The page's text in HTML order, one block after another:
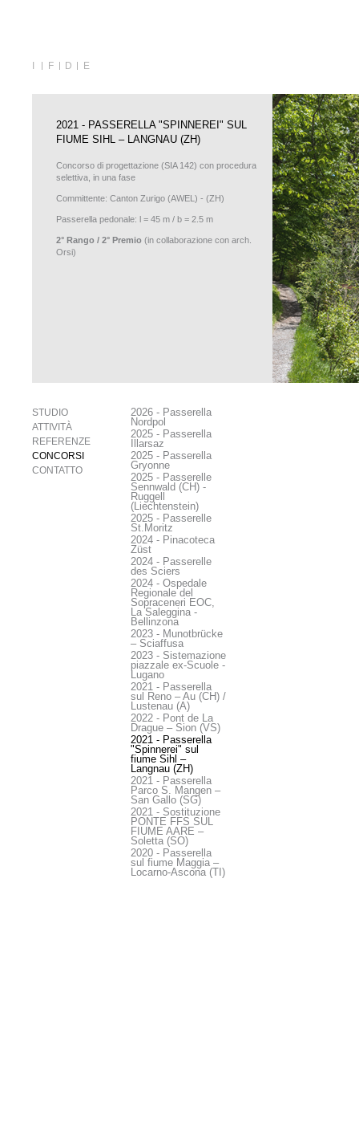
STUDIO
ATTIVITÀ
REFERENZE
CONCORSI
CONTATTO
2026 - Passerella
Nordpol
2025 - Passerella
Illarsaz
2025 - Passerella
Gryonne
2025 - Passerelle
Sennwald (CH) -
Ruggell
(Liechtenstein)
2025 - Passerelle
St.Moritz
2024 - Pinacoteca
Züst
2024 - Passerelle
des Sciers
2024 - Ospedale
Regionale del
Sopraceneri EOC,
La Saleggina -
Bellinzona
2023 - Munotbrücke
– Sciaffusa
2023 - Sistemazione
piazzale ex-Scuole -
Lugano
2021 - Passerella
sul Reno – Au (CH) /
Lustenau (A)
2022 - Pont de La
Drague – Sion (VS)
2021 - Passerella
"Spinnerei" sul
fiume Sihl –
Langnau (ZH)
2021 - Passerella
Parco S. Mangen –
San Gallo (SG)
2021 - Sostituzione
PONTE FFS SUL
FIUME AARE –
Soletta (SO)
2020 - Passerella
sul fiume Maggia –
Locarno-Ascona (TI)
I F D E
2021 - PASSERELLA "SPINNEREI" SUL
FIUME SIHL – LANGNAU (ZH)
Concorso di progettazione (SIA 142) con procedura
selettiva, in una fase
Committente: Canton Zurigo (AWEL) - (ZH)
Passerella pedonale: l = 45 m / b = 2.5 m
2° Rango / 2° Premio (in collaborazione con arch.
Orsi)